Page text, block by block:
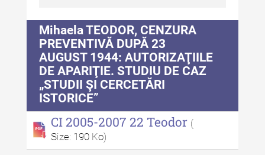
Alte publicatii, cataloage, volume de
autor
Indexul Complet
Informații Utile
Despre Editură
Contact
Mihaela TEODOR, CENZURA
PREVENTIVĂ DUPĂ 23
AUGUST 1944: AUTORIZAŢIILE
DE APARIŢIE. STUDIU DE CAZ
„STUDII ŞI CERCETĂRI
ISTORICE”
CI 2005-2007 22 Teodor (
Size: 190 Ko)